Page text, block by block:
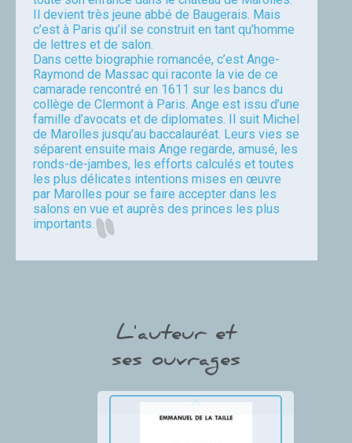
Il devient très jeune abbé de Baugerais. Mais
c’est à Paris qu’il se construit en tant qu’homme
de lettres et de salon.
Dans cette biographie romancée, c’est Ange-
Raymond de Massac qui raconte la vie de ce
camarade rencontré en 1611 sur les bancs du
collège de Clermont à Paris. Ange est issu d’une
famille d’avocats et de diplomates. Il suit Michel
de Marolles jusqu’au baccalauréat. Leurs vies se
séparent ensuite mais Ange regarde, amusé, les
ronds-de-jambes, les efforts calculés et toutes
les plus délicates intentions mises en œuvre
par Marolles pour se faire accepter dans les
salons en vue et auprès des princes les plus
importants.
L'auteur et
ses ouvrages